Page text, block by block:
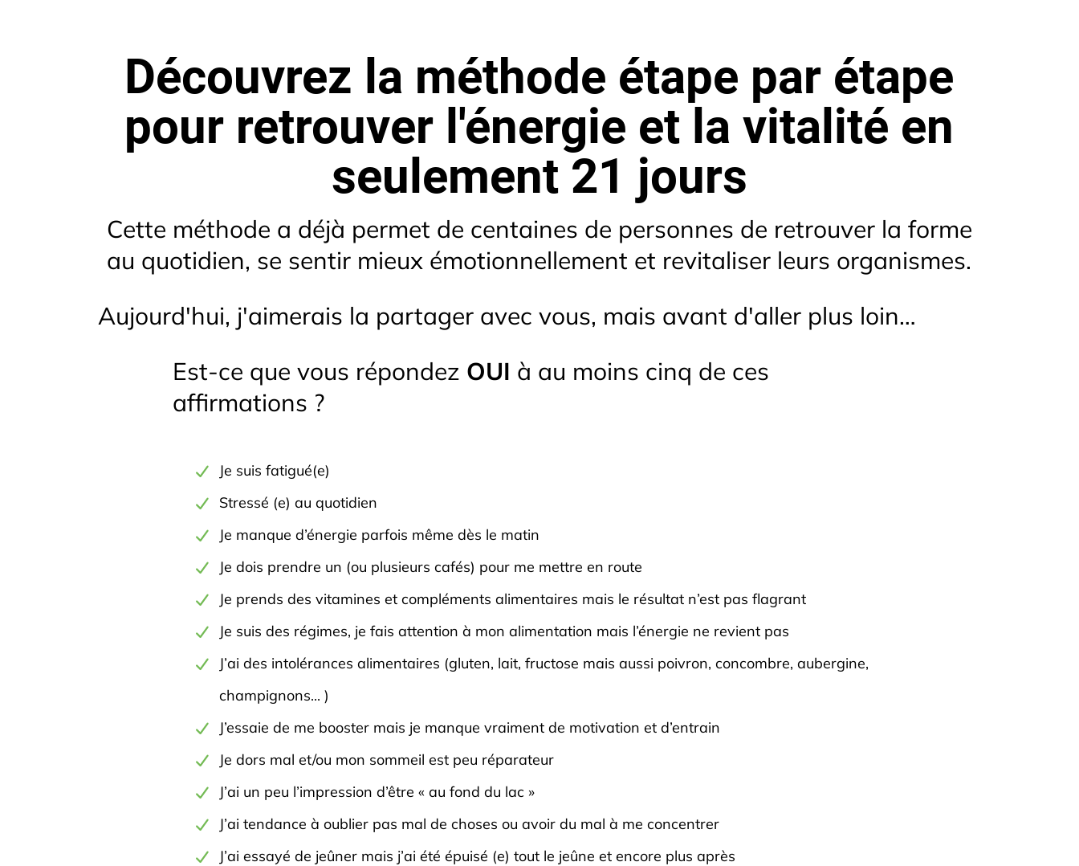
Découvrez la méthode étape par étape
pour retrouver l'énergie et la vitalité en
seulement 21 jours
Cette méthode a déjà permet de centaines de personnes de retrouver la forme
au quotidien, se sentir mieux émotionnellement et revitaliser leurs organismes.
Aujourd'hui, j'aimerais la partager avec vous, mais avant d'aller plus loin…
Est-ce que vous répondez OUI à au moins cinq de ces
affirmations ?
Je suis fatigué(e)
Stressé (e) au quotidien
Je manque d’énergie parfois même dès le matin
Je dois prendre un (ou plusieurs cafés) pour me mettre en route
Je prends des vitamines et compléments alimentaires mais le résultat n’est pas flagrant
Je suis des régimes, je fais attention à mon alimentation mais l’énergie ne revient pas
J’ai des intolérances alimentaires (gluten, lait, fructose mais aussi poivron, concombre, aubergine,
champignons... )
J’essaie de me booster mais je manque vraiment de motivation et d’entrain
Je dors mal et/ou mon sommeil est peu réparateur
J’ai un peu l’impression d’être « au fond du lac »
J’ai tendance à oublier pas mal de choses ou avoir du mal à me concentrer
J’ai essayé de jeûner mais j’ai été épuisé (e) tout le jeûne et encore plus après